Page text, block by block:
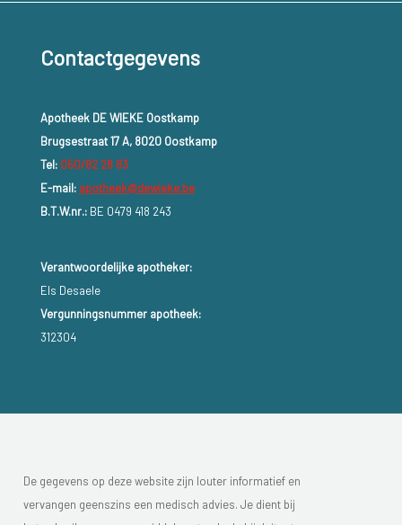
Contactgegevens
Apotheek DE WIEKE Oostkamp
Brugsestraat 17 A, 8020 Oostkamp
Tel: 050/82 28 83
E-mail: apotheek@dewieke.be
B.T.W.nr.:BE 0479 418 243
Verantwoordelijke apotheker:
Els Desaele
Vergunningsnummer apotheek:
312304
De gegevens op deze website zijn louter informatief en
vervangen geenszins een medisch advies. Je dient bij